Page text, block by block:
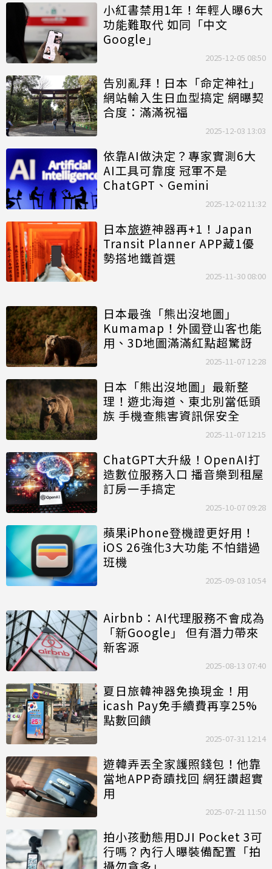
小紅書禁用1年！年輕人曝6大
功能難取代 如同「中文
Google」
2025-12-05 08:50
告別亂拜！日本「命定神社」
網站輸入生日血型搞定 網曝契
合度：滿滿祝福
2025-12-03 13:03
依靠AI做決定？專家實測6大
AI工具可靠度 冠軍不是
ChatGPT、Gemini
2025-12-02 11:32
日本旅遊神器再+1！Japan
Transit Planner APP藏1優
勢搭地鐵首選
2025-11-30 08:00
日本最強「熊出沒地圖」
Kumamap！外國登山客也能
用、3D地圖滿滿紅點超驚訝
2025-11-07 12:28
日本「熊出沒地圖」最新整
理！遊北海道、東北別當低頭
族 手機查熊害資訊保安全
2025-11-07 12:15
ChatGPT大升級！OpenAI打
造數位服務入口 播音樂到租屋
訂房一手搞定
2025-10-07 09:28
蘋果iPhone登機證更好用！
iOS 26強化3大功能 不怕錯過
班機
2025-09-03 10:54
Airbnb：AI代理服務不會成為
「新Google」 但有潛力帶來
新客源
2025-08-13 07:40
夏日旅韓神器免換現金！用
icash Pay免手續費再享25%
點數回饋
2025-07-31 12:14
遊韓弄丟全家護照錢包！他靠
當地APP奇蹟找回 網狂讚超實
用
2025-07-21 11:50
拍小孩動態用DJI Pocket 3可
行嗎？內行人曝裝備配置「拍
攝勿貪多」